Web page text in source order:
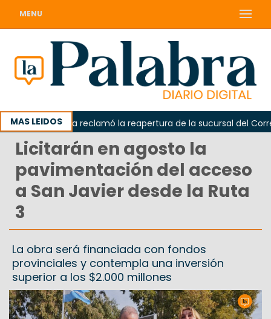
MENU
MAS LEIDOS
Odarda reclamó la reapertura de la sucursal del Correo
Licitarán en agosto la
pavimentación del acceso
a San Javier desde la Ruta
3
La obra será financiada con fondos
provinciales y contempla una inversión
superior a los $2.000 millones